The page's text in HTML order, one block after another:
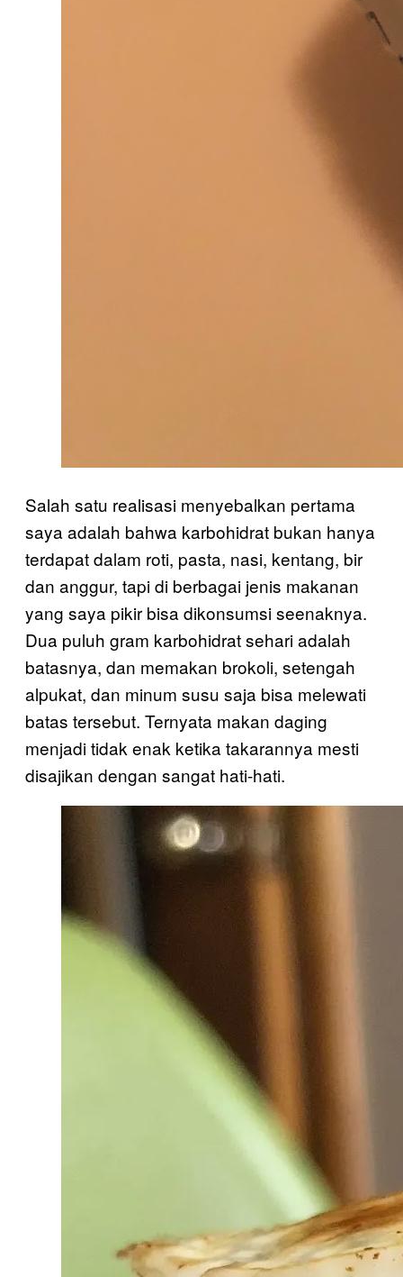
Salah satu realisasi menyebalkan pertama
saya adalah bahwa karbohidrat bukan hanya
terdapat dalam roti, pasta, nasi, kentang, bir
dan anggur, tapi di berbagai jenis makanan
yang saya pikir bisa dikonsumsi seenaknya.
Dua puluh gram karbohidrat sehari adalah
batasnya, dan memakan brokoli, setengah
alpukat, dan minum susu saja bisa melewati
batas tersebut. Ternyata makan daging
menjadi tidak enak ketika takarannya mesti
disajikan dengan sangat hati-hati.